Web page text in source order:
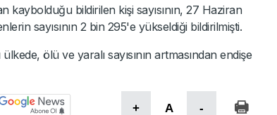
kaybolduğu bildirilen kişi sayısının, 27 Haziran
sayısının 2 bin 295'e yükseldiği bildirilmişti.
ölü ve yaralı sayısının artmasından endişe
+ A -